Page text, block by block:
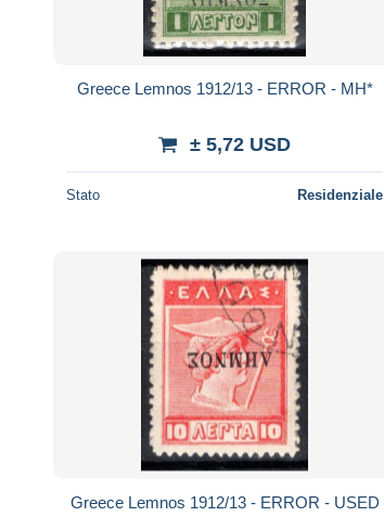
Greece Lemnos 1912/13 - ERROR - MH*
± 5,72 USD
Stato Residenziale
Greece Lemnos 1912/13 - ERROR - USED